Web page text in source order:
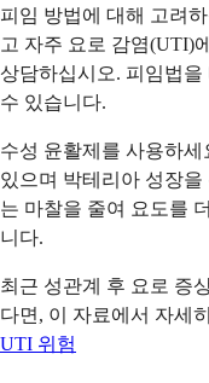
피임 방법에 대해 고려
고 자주 요로 감염(UTI)
상담하십시오. 피임법
수 있습니다.
수성 윤활제를 사용하
있으며 박테리아 성장을
는 마찰을 줄여 요도를
니다.
최근 성관계 후 요로 증
다면, 이 자료에서 자세
UTI 위험